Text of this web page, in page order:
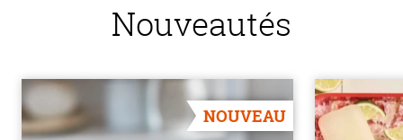
Nouveautés
NOUVEAU